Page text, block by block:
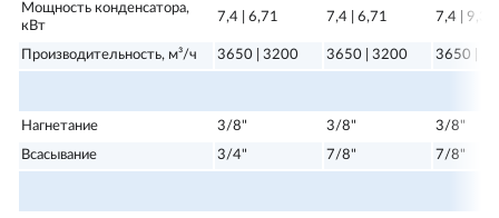
Мощность конденсатора,
кВт
7,4 | 6,71 7,4 | 6,71 7,4 | 9,39
Производительность, м³/ч 3650 | 3200 3650 | 3200 3650 |
Нагнетание 3/8" 3/8"
3/8"
Всасывание
3/4" 7/8" 7/8"